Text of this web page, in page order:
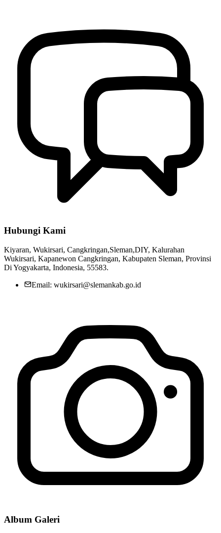
Hubungi Kami
Kiyaran, Wukirsari, Cangkringan,Sleman,DIY, Kalurahan
Wukirsari, Kapanewon Cangkringan, Kabupaten Sleman, Provinsi
Di Yogyakarta, Indonesia, 55583.
Email: wukirsari@slemankab.go.id
Album Galeri